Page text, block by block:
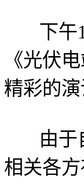
下午15
《光伏
精彩的演
由于自
相关各